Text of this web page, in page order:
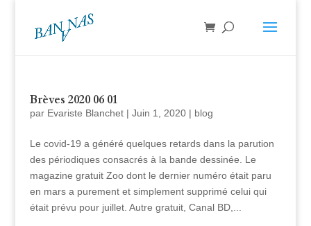
Brèves 2020 06 01
par Evariste Blanchet| Juin 1, 2020| blog
Le covid-19 a généré quelques retards dans la parution
des périodiques consacrés à la bande dessinée. Le
magazine gratuit Zoo dont le dernier numéro était paru
en mars a purement et simplement supprimé celui qui
était prévu pour juillet. Autre gratuit, Canal BD,...